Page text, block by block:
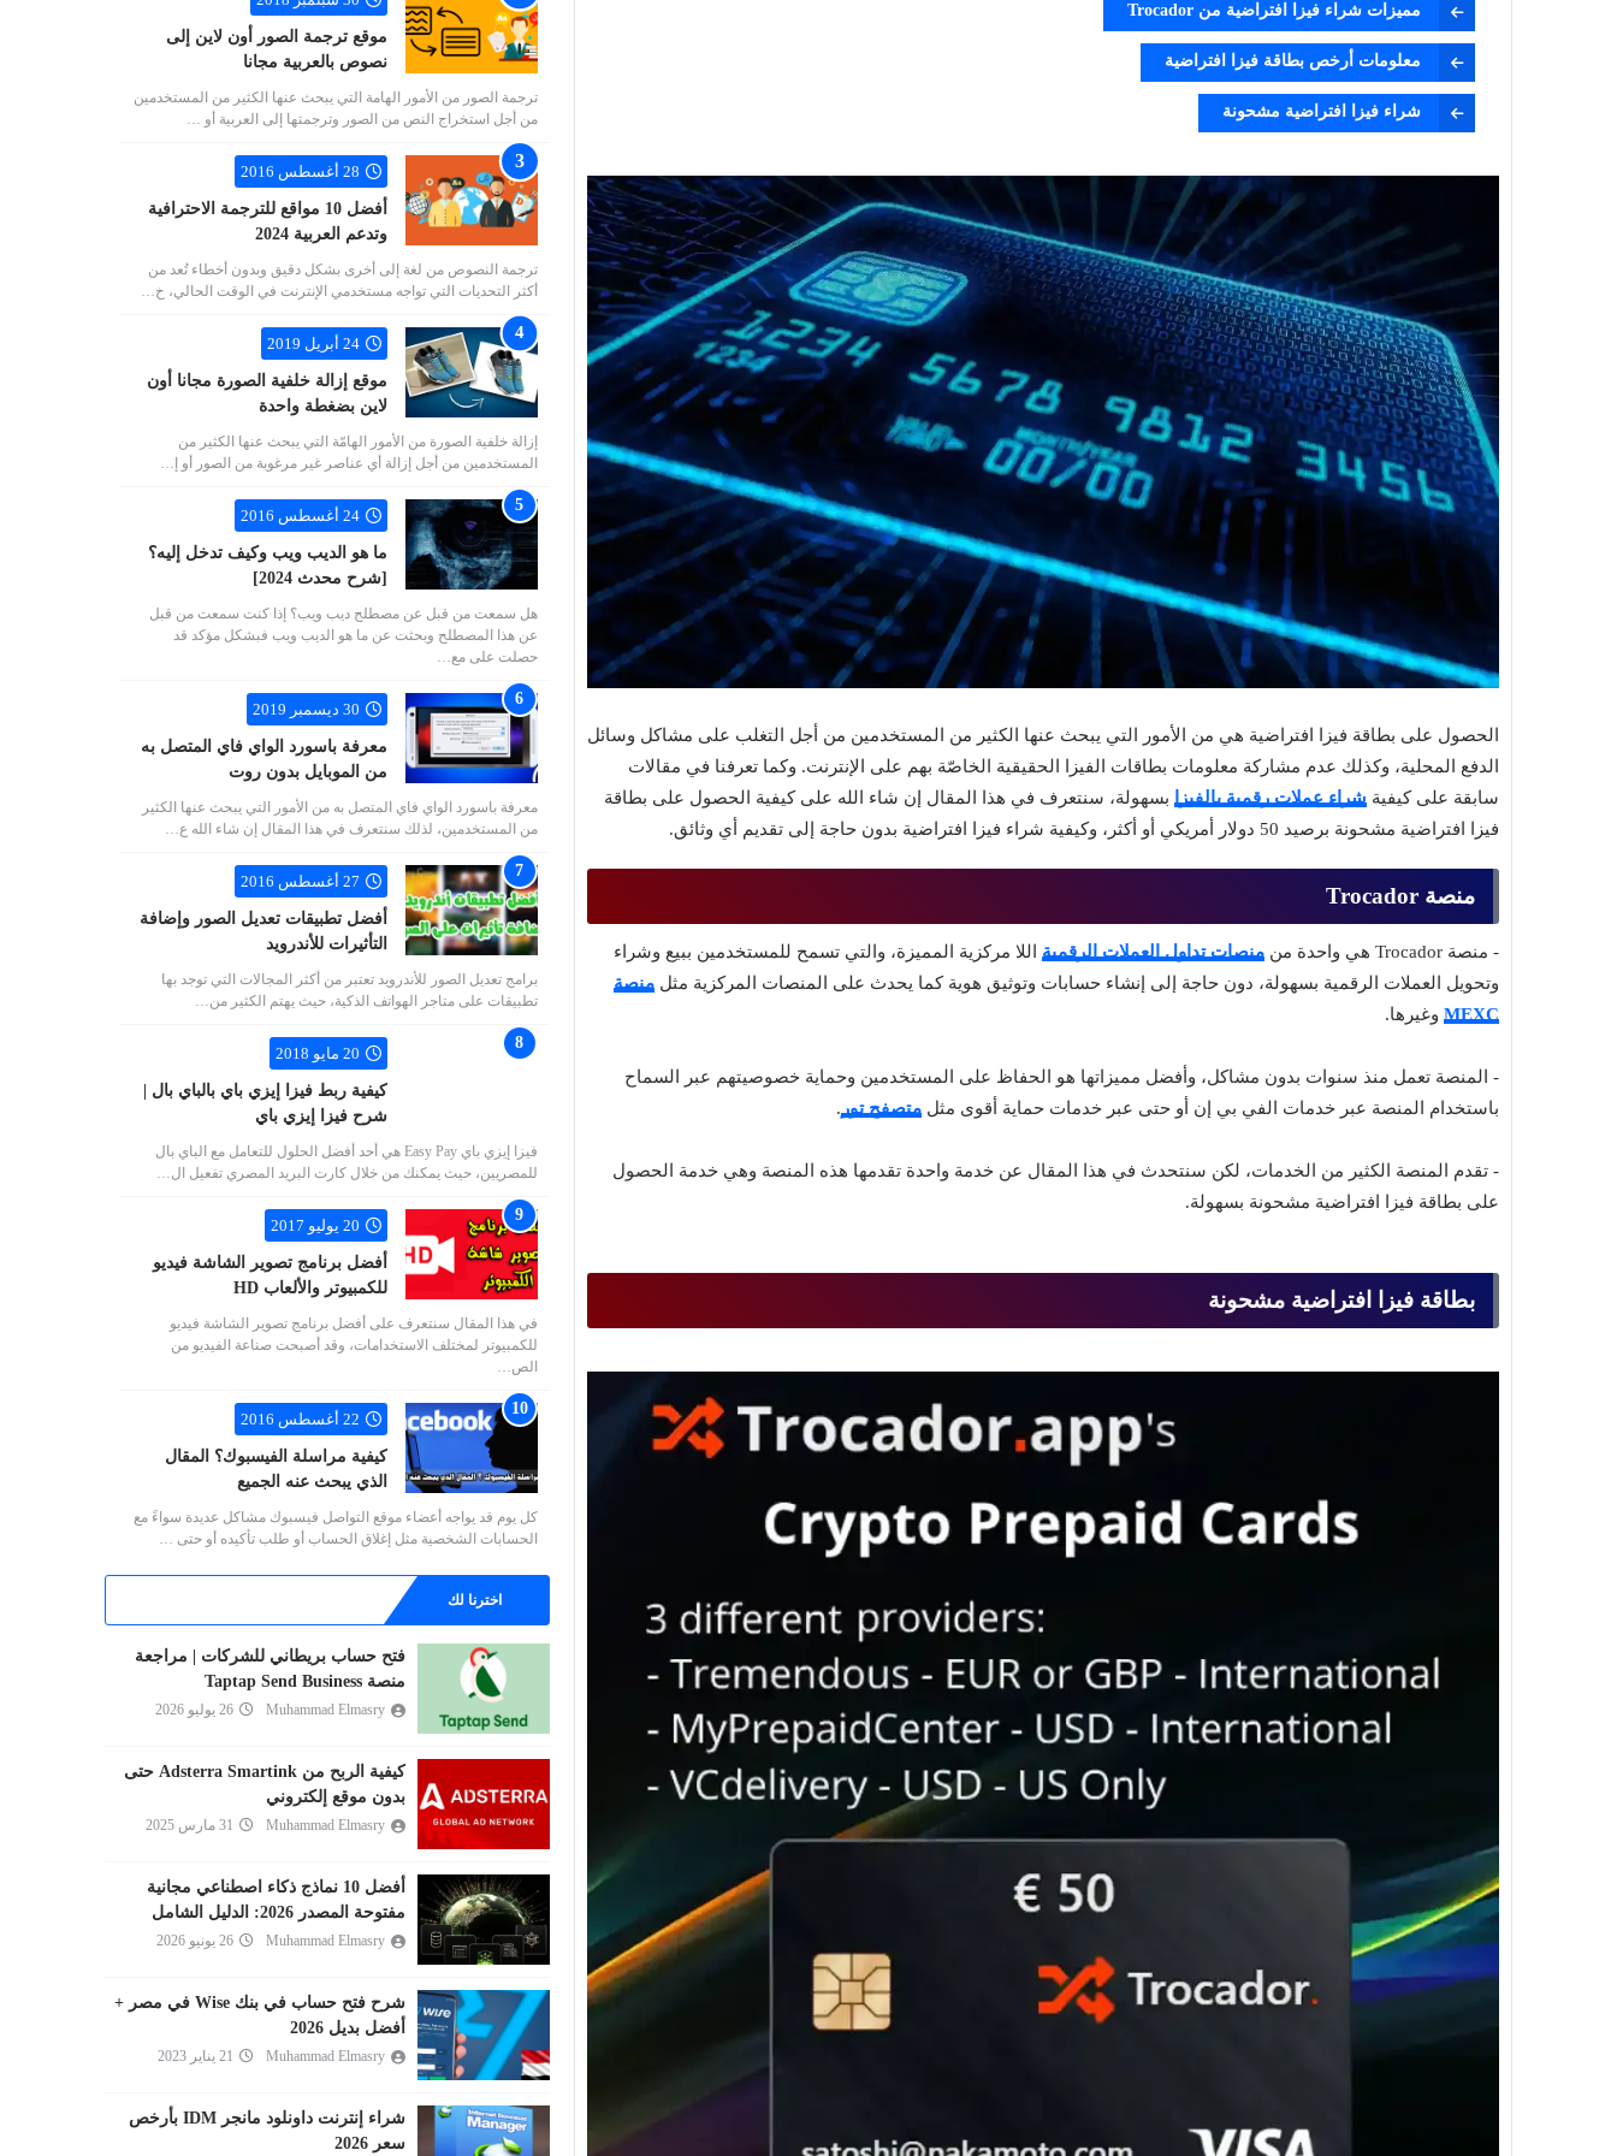
مميزات شراء فيزا افتراضية من Trocador
معلومات أرخص بطاقة فيزا افتراضية
شراء فيزا افتراضية مشحونة
الحصول على بطاقة فيزا افتراضية هي من الأمور التي يبحث عنها الكثير من المستخدمين من أجل التغلب على مشاكل وسائل
الدفع المحلية، وكذلك عدم مشاركة معلومات بطاقات الفيزا الحقيقية الخاصّة بهم على الإنترنت. وكما تعرفنا في مقالات
سابقة على كيفية شراء عملات رقمية بالفيزا بسهولة، سنتعرف في هذا المقال إن شاء الله على كيفية الحصول على بطاقة
فيزا افتراضية مشحونة برصيد 50 دولار أمريكي أو أكثر، وكيفية شراء فيزا افتراضية بدون حاجة إلى تقديم أي وثائق.
منصة Trocador
- منصة Trocador هي واحدة من منصات تداول العملات الرقمية اللا مركزية المميزة، والتي تسمح للمستخدمين ببيع وشراء
وتحويل العملات الرقمية بسهولة، دون حاجة إلى إنشاء حسابات وتوثيق هوية كما يحدث على المنصات المركزية مثل منصة
MEXC وغيرها.
- المنصة تعمل منذ سنوات بدون مشاكل، وأفضل مميزاتها هو الحفاظ على المستخدمين وحماية خصوصيتهم عبر السماح
باستخدام المنصة عبر خدمات الفي بي إن أو حتى عبر خدمات حماية أقوى مثل متصفح تور.
- تقدم المنصة الكثير من الخدمات، لكن سنتحدث في هذا المقال عن خدمة واحدة تقدمها هذه المنصة وهي خدمة الحصول
على بطاقة فيزا افتراضية مشحونة بسهولة.
بطاقة فيزا افتراضية مشحونة
موقع ترجمة الصور أون لاين إلى
نصوص بالعربية مجانا
ترجمة الصور من الأمور الهامة التي يبحث عنها الكثير من المستخدمين
من أجل استخراج النص من الصور وترجمتها إلى العربية أو …
28 أغسطس 2016
أفضل 10 مواقع للترجمة الاحترافية
وتدعم العربية 2024
ترجمة النصوص من لغة إلى أخرى بشكل دقيق وبدون أخطاء تُعد من
أكثر التحديات التي تواجه مستخدمي الإنترنت في الوقت الحالي، خ…
24 أبريل 2019
موقع إزالة خلفية الصورة مجانا أون
لاين بضغطة واحدة
إزالة خلفية الصورة من الأمور الهامّة التي يبحث عنها الكثير من
المستخدمين من أجل إزالة أي عناصر غير مرغوبة من الصور أو إ…
24 أغسطس 2016
ما هو الديب ويب وكيف تدخل إليه؟
[شرح محدث 2024]
هل سمعت من قبل عن مصطلح ديب ويب؟ إذا كنت سمعت من قبل
عن هذا المصطلح وبحثت عن ما هو الديب ويب فبشكل مؤكد قد
حصلت على مع…
30 ديسمبر 2019
معرفة باسورد الواي فاي المتصل به
من الموبايل بدون روت
معرفة باسورد الواي فاي المتصل به من الأمور التي يبحث عنها الكثير
من المستخدمين، لذلك سنتعرف في هذا المقال إن شاء الله ع…
27 أغسطس 2016
أفضل تطبيقات تعديل الصور وإضافة
التأثيرات للأندرويد
برامج تعديل الصور للأندرويد تعتبر من أكثر المجالات التي توجد بها
تطبيقات على متاجر الهواتف الذكية، حيث يهتم الكثير من…
20 مايو 2018
كيفية ربط فيزا إيزي باي بالباي بال |
شرح فيزا إيزي باي
فيزا إيزي باي Easy Pay هي أحد أفضل الحلول للتعامل مع الباي بال
للمصريين، حيث يمكنك من خلال كارت البريد المصري تفعيل ال…
20 يوليو 2017
أفضل برنامج تصوير الشاشة فيديو
للكمبيوتر والألعاب HD
في هذا المقال سنتعرف على أفضل برنامج تصوير الشاشة فيديو
للكمبيوتر لمختلف الاستخدامات، وقد أصبحت صناعة الفيديو من
الص…
22 أغسطس 2016
كيفية مراسلة الفيسبوك؟ المقال
الذي يبحث عنه الجميع
كل يوم قد يواجه أعضاء موقع التواصل فيسبوك مشاكل عديدة سواءً مع
الحسابات الشخصية مثل إغلاق الحساب أو طلب تأكيده أو حتى …
اخترنا لك
فتح حساب بريطاني للشركات | مراجعة
منصة Taptap Send Business
Muhammad Elmasry 26 يوليو 2026
كيفية الربح من Adsterra Smartink حتى
بدون موقع إلكتروني
Muhammad Elmasry 31 مارس 2025
أفضل 10 نماذج ذكاء اصطناعي مجانية
مفتوحة المصدر 2026: الدليل الشامل
Muhammad Elmasry 26 يونيو 2026
شرح فتح حساب في بنك Wise في مصر +
أفضل بديل 2026
Muhammad Elmasry 21 يناير 2023
شراء إنترنت داونلود مانجر IDM بأرخص
سعر 2026